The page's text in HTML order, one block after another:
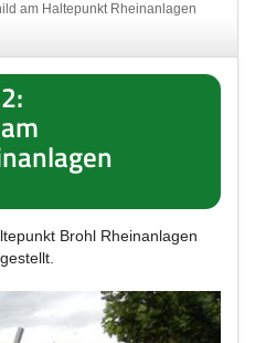
am Haltepunkt Rheinanlagen
Brohl Rheinanlagen